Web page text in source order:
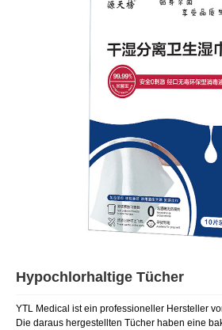
Hypochlorhaltige Tücher
YTL Medical ist ein professioneller Hersteller
Die daraus hergestellten Tücher haben eine